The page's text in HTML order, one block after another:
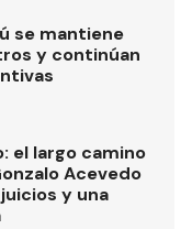
se mantiene
y continúan
el largo camino
Acevedo
y una